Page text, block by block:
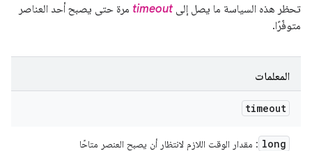
تحظر هذه السياسة ما يصل إلىtimeout مرة حتى يصبح أحد العناصر
متوفّرًا.
المعلمات
timeout
long : مقدار الوقت اللازم لانتظار أن يصبح العنصر متاحًا